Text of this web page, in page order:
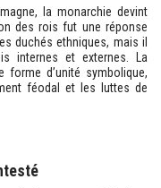
la monarchie devint
des rois fut une réponse
duchés ethniques, mais il
internes et externes. La
forme d’unité symbolique,
féodal et les luttes de